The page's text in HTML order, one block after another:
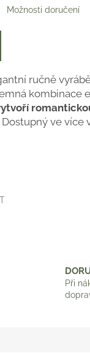
Možnosti doručení
ručně
kombinace
Dostupný ve více
Při